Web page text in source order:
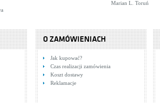
Marian L. Toruń
O ZAMÓWIENIACH
Jak kupować?
Czas realizacji zamówienia
Koszt dostawy
Reklamacje